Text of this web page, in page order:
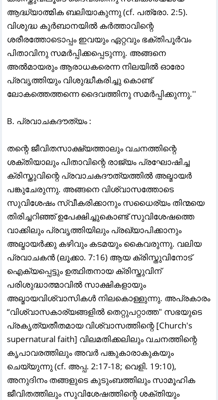
ആദ്ധ്യാത്മിക ബലിയാകുന്നു (cf. പത്രോ. 2:5).
വിശുദ്ധ കുർബാനയിൽ കർത്താവിന്റെ
ശരീരത്തോടൊപ്പം ഇവയും ഏറ്റവും ഭക്തിപൂർവം
പിതാവിനു സമർപ്പിക്കപ്പെടുന്നു. അങ്ങനെ
അൽമായരും ആരാധകരെന്ന നിലയിൽ ഓരോ
പ്രവൃത്തിയും വിശുദ്ധീകരിച്ചു കൊണ്ട്
ലോകത്തെത്തന്നെ ദൈവത്തിനു സമർപ്പിക്കുന്നു.''
B. പ്രവാചകദൗത്യം :
തന്റെ ജീവിതസാക്ഷ്യത്താലും വചനത്തിന്റെ
ശക്തിയാലും പിതാവിന്റെ രാജ്യം പ്രഘോഷിച്ച
ക്രിസ്തുവിന്റെ പ്രവാചകദൗത്യത്തിൽ അല്മായർ
പങ്കുചേരുന്നു. അങ്ങനെ വിശ്വാസത്തോടെ
സുവിശേഷം സ്വീകരിക്കാനും സധൈര്യം തിന്മയെ
തിരിച്ചറിഞ്ഞ് ഉപേക്ഷിച്ചുകൊണ്ട് സുവിശേഷത്തെ
വാക്കിലും പ്രവൃത്തിയിലും പ്രഖ്യാപിക്കാനും
അല്മായർക്കു കഴിവും കടമയും കൈവരുന്നു. വലിയ
പ്രവാചകൻ (ലൂക്കാ. 7:16) ആയ ക്രിസ്തുവിനോട്
ഐക്യപ്പെട്ടും ഉത്ഥിതനായ ക്രിസ്തുവിന്
പരിശുദ്ധാത്മാവിൽ സാക്ഷികളായും
അല്മായവിശ്വാസികൾ നിലകൊള്ളുന്നു. അപ്രകാരം
“വിശ്വാസകാര്യങ്ങളിൽ തെറ്റുപറ്റാത്ത" സഭയുടെ
പ്രകൃത്യതീതമായ വിശ്വാസത്തിന്റെ [Church's
supernatural faith] വിലമതിക്കലിലും വചനത്തിന്റെ
കൃപാവരത്തിലും അവർ പങ്കുകാരാകുകയും
ചെയ്യുന്നു (cf. അപ്പ. 2:17-18; വെളി. 19:10),
അനുദിനം തങ്ങളുടെ കുടുംബത്തിലും സാമൂഹിക
ജീവിതത്തിലും സുവിശേഷത്തിന്റെ ശക്തിയും